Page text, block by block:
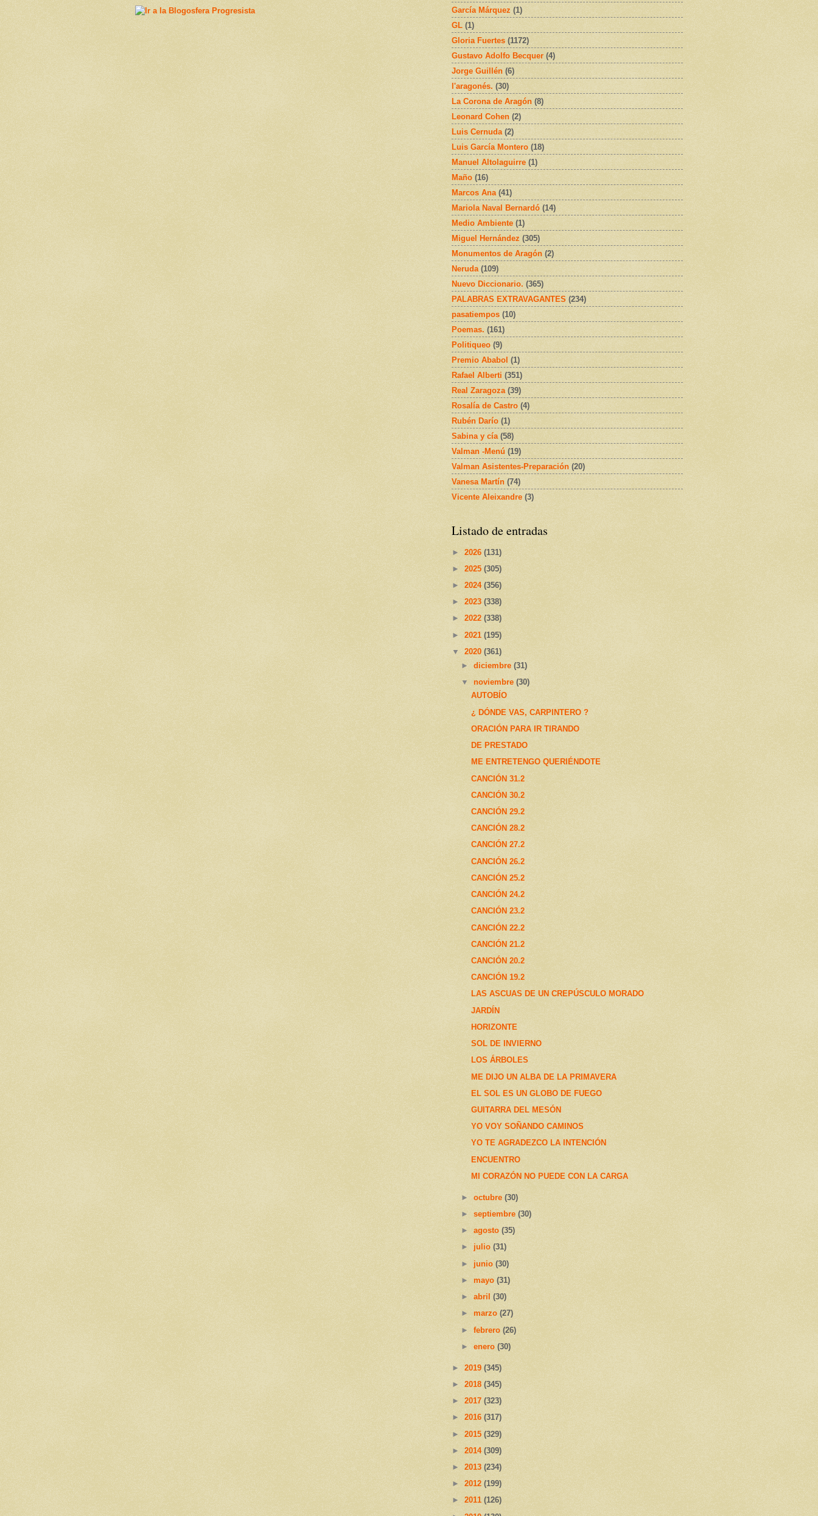
García Márquez (1)
GL (1)
Gloria Fuertes (1172)
Gustavo Adolfo Becquer (4)
Jorge Guillén (6)
l'aragonés. (30)
La Corona de Aragón (8)
Leonard Cohen (2)
Luis Cernuda (2)
Luis García Montero (18)
Manuel Altolaguirre (1)
Maño (16)
Marcos Ana (41)
Mariola Naval Bernardó (14)
Medio Ambiente (1)
Miguel Hernández (305)
Monumentos de Aragón (2)
Neruda (109)
Nuevo Diccionario. (365)
PALABRAS EXTRAVAGANTES (234)
pasatiempos (10)
Poemas. (161)
Politiqueo (9)
Premio Ababol (1)
Rafael Alberti (351)
Real Zaragoza (39)
Rosalía de Castro (4)
Rubén Darío (1)
Sabina y cía (58)
Valman -Menú (19)
Valman Asistentes-Preparación (20)
Vanesa Martín (74)
Vicente Aleixandre (3)
Listado de entradas
► 2026 (131)
► 2025 (305)
► 2024 (356)
► 2023 (338)
► 2022 (338)
► 2021 (195)
▼ 2020 (361)
►diciembre(31)
▼ noviembre(30)
AUTOBÍO
¿ DÓNDE VAS, CARPINTERO ?
ORACIÓN PARA IR TIRANDO
DE PRESTADO
ME ENTRETENGO QUERIÉNDOTE
CANCIÓN 31.2
CANCIÓN 30.2
CANCIÓN 29.2
CANCIÓN 28.2
CANCIÓN 27.2
CANCIÓN 26.2
CANCIÓN 25.2
CANCIÓN 24.2
CANCIÓN 23.2
CANCIÓN 22.2
CANCIÓN 21.2
CANCIÓN 20.2
CANCIÓN 19.2
LAS ASCUAS DE UN CREPÚSCULO MORADO
JARDÍN
HORIZONTE
SOL DE INVIERNO
LOS ÁRBOLES
ME DIJO UN ALBA DE LA PRIMAVERA
EL SOL ES UN GLOBO DE FUEGO
GUITARRA DEL MESÓN
YO VOY SOÑANDO CAMINOS
YO TE AGRADEZCO LA INTENCIÓN
ENCUENTRO
MI CORAZÓN NO PUEDE CON LA CARGA
►octubre(30)
►septiembre(30)
►agosto(35)
►julio(31)
► junio(30)
►mayo(31)
►abril(30)
►marzo(27)
►febrero(26)
►enero(30)
► 2019 (345)
► 2018 (345)
► 2017 (323)
► 2016 (317)
► 2015 (329)
► 2014 (309)
► 2013 (234)
► 2012 (199)
► 2011 (126)